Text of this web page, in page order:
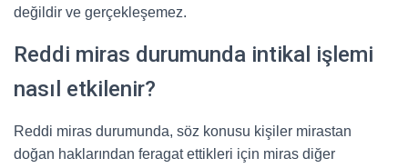
değildir ve gerçekleşemez.
Reddi miras durumunda intikal işlemi
nasıl etkilenir?
Reddi miras durumunda, söz konusu kişiler mirastan
doğan haklarından feragat ettikleri için miras diğer